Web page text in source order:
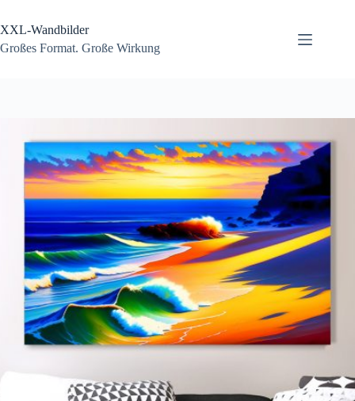
springen
XXL-Wandbilder
Großes Format. Große Wirkung